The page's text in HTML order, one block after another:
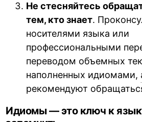
Не стесняйтесь
тем, кто знает.
носителями языка или
профессиональными
переводом объемных
наполненных идиомами,
рекомендуют
Идиомы — это ключ к